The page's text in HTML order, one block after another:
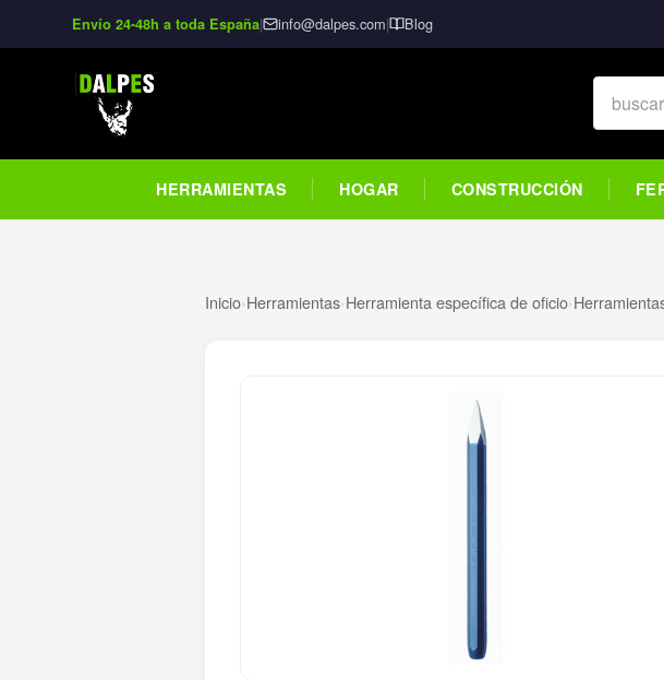
Envío 24-48h a toda España| info@dalpes.com| Blog
HERRAMIENTAS HOGAR CONSTRUCCIÓN
Inicio›Herramientas›Herramienta específica de oficio›